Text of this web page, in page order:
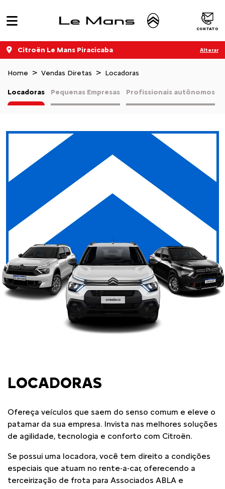
CONTATO
Citroën Le Mans Piracicaba Alterar
Home Vendas Diretas Locadoras
Pequenas Empresas Profissionais autônomos
Locadoras
LOCADORAS
Ofereça veículos que saem do senso comum e eleve o
patamar da sua empresa. Invista nas melhores soluções
de agilidade, tecnologia e conforto com Citroën.
Se possui uma locadora, você tem direito a condições
especiais que atuam no rente-a-car, oferecendo a
terceirização de frota para Associados ABLA e